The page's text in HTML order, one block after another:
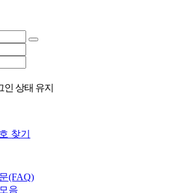
상태 유지
찾기
(FAQ)
음